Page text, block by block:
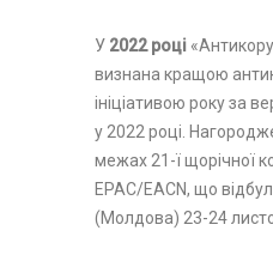
У 2022 році
визнана кращою
ініціативою року за
у 2022 році.
межах 21-ї щорічної
EPAC/EACN, що
(Молдова) 23-24